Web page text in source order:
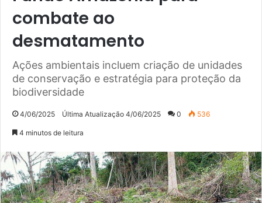
combate ao
desmatamento
Ações ambientais incluem criação de unidades
de conservação e estratégia para proteção da
biodiversidade
4/06/2025 Última Atualização 4/06/2025 0 536
4 minutos de leitura